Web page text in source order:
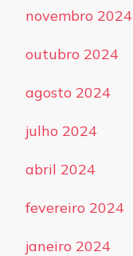
novembro 2024
outubro 2024
agosto 2024
julho 2024
abril 2024
fevereiro 2024
janeiro 2024